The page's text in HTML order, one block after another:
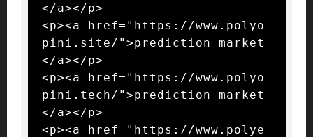
</a></p>
<p><a href="https://www.polyo
pini.site/">prediction market
</a></p>
<p><a href="https://www.polyo
pini.tech/">prediction market
</a></p>
<p><a href="https://www.polye